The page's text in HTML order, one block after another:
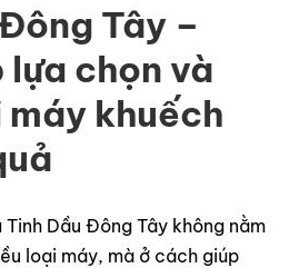
Tây –
lựa chọn và
khuếch
Dầu Đông Tây không nằm
loại máy, mà ở cách giúp